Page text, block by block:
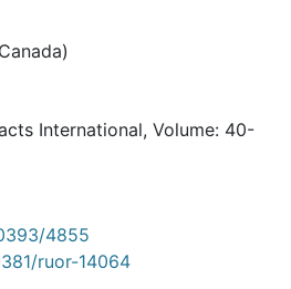
International, Volume: 40-
4855
ruor-14064